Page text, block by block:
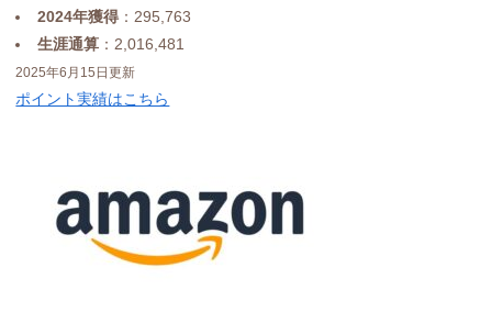
2024年獲得：295,763
生涯通算：2,016,481
2025年6月15日更新
ポイント実績はこちら